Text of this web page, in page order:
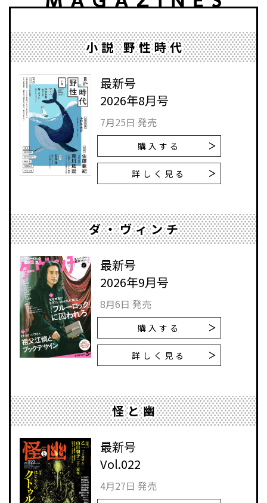
小説 野性時代
最新号
2026年8月号
7月25日 発売
購入する
詳しく見る
ダ・ヴィンチ
最新号
2026年9月号
8月6日 発売
購入する
詳しく見る
怪と幽
最新号
Vol.022
4月27日 発売